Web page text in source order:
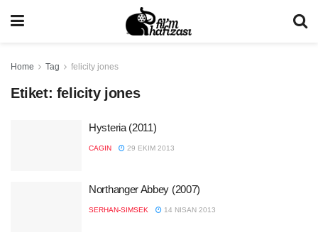
Home Tag felicity jones
Etiket: felicity jones
Hysteria (2011)
CAGIN 29 EKIM 2013
Northanger Abbey (2007)
SERHAN-SIMSEK 14 NISAN 2013